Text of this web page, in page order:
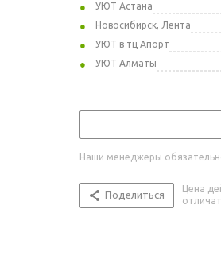
УЮТ Астана
Новосибирск, Лента
УЮТ в тц Апорт
УЮТ Алматы
Наши менеджеры
Поделиться
Цена